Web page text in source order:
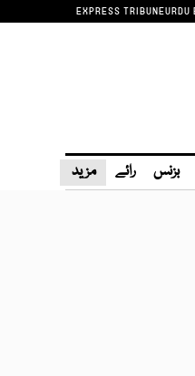
EXPRESS TRIBUNEURDU
بزنس رائے مزید